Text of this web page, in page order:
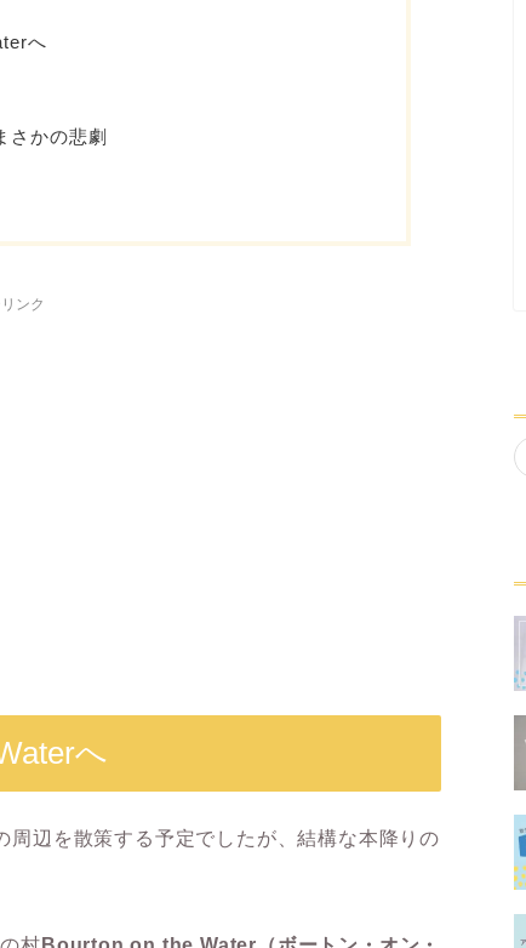
へ
かの悲劇
ンク
へ
辺を散策する予定でしたが、結構な本降りの